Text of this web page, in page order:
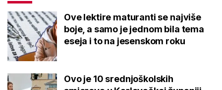
Ove lektire maturanti se najviše
boje, a samo je jednom bila tema
eseja i to na jesenskom roku
Ovo je 10 srednjoškolskih